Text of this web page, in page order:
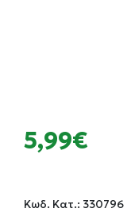
5,99€
Κωδ. Κατ.: 330796